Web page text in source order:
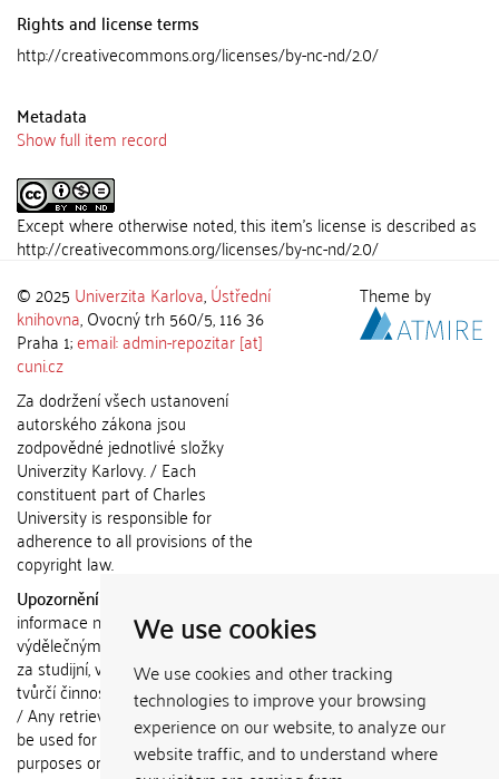
We use cookies
We use cookies and other tracking
technologies to improve your browsing
experience on our website, to analyze our
website traffic, and to understand where
Rights and license terms
http://creativecommons.org/licenses/by-nc-nd/2.0/
Metadata
Show full item record
Except where otherwise noted, this item's license is described as
http://creativecommons.org/licenses/by-nc-nd/2.0/
© 2025 Univerzita Karlova,Ústřední
knihovna, Ovocný trh 560/5, 116 36
Praha 1;email: admin-repozitar [at]
cuni.cz
Za dodržení všech ustanovení
autorského zákona jsou
zodpovědné jednotlivé složky
Univerzity Karlovy. / Each
constituent part of Charles
University is responsible for
adherence to all provisions of the
copyright law.
Upozornění / Notice:
informace nemohou být použity k
výdělečným účelům nebo vydávány
za studijní, vědeckou nebo jinou
tvůrčí činnost jiné osoby než autora.
/ Any retrieved information shall not
be used for any commercial
purposes or claimed as results of
Theme by